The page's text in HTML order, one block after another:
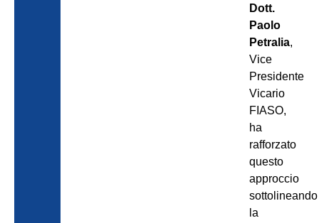
Dott.
Paolo
Petralia,
Vice
Presidente
Vicario
FIASO,
ha
rafforzato
questo
approccio
sottolineando
la